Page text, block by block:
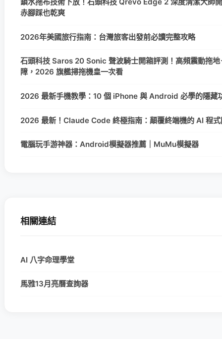
赤腳踩也乾爽
2026年美國旅行指南：台灣旅客出發前必讀完整攻略
石頭科技 Saros 20 Sonic 聲波騎士開箱評測！高頻震動拖
障，2026 旗艦掃拖機皇一次看
2026 最新手機教學：10 個 iPhone 與 Android 必學的隱藏
2026 最新！Claude Code 終極指南：顛覆終端機的 AI 程式
電腦玩手游神器：Android模擬器推薦｜MuMu模擬器
相關連結
AI 八字命理學堂
馬雅13月亮曆查詢器